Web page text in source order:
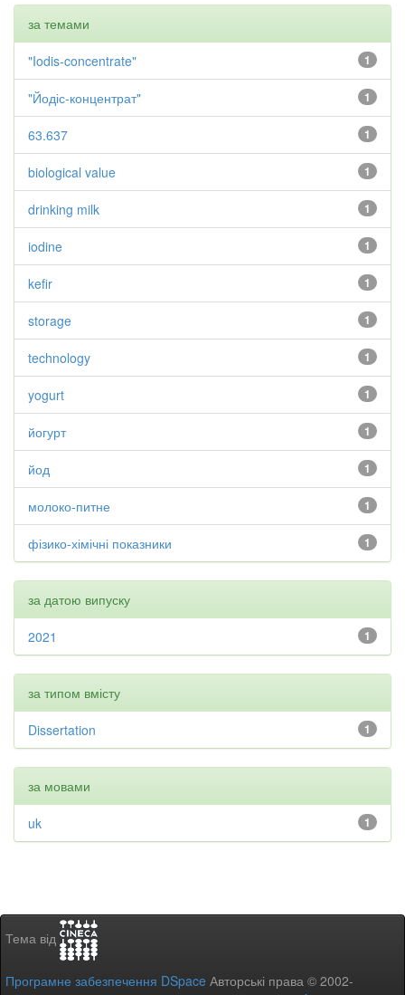
за темами
1
"Iodis-concentrate"
1
"Йодіс-концентрат"
1
63.637
1
biological value
1
drinking milk
1
iodine
1
kefir
1
storage
1
technology
1
yogurt
1
йогурт
1
йод
1
молоко-питне
1
фізико-хімічні показники
за датою випуску
1
2021
за типом вмісту
1
Dissertation
за мовами
1
uk
Тема від
Програмне забезпечення DSpace Авторські права © 2002-